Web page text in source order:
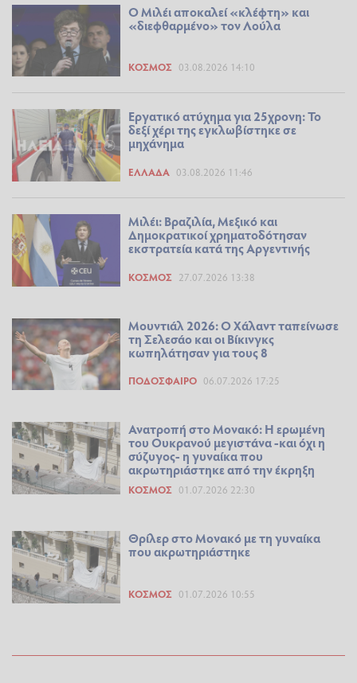
Ο Μιλέι αποκαλεί «κλέφτη» και
«διεφθαρμένο» τον Λούλα
ΚΌΣΜΟΣ 03.08.2026 14:10
Εργατικό ατύχημα για 25χρονη: Το
δεξί χέρι της εγκλωβίστηκε σε
μηχάνημα
ΕΛΛΆΔΑ 03.08.2026 11:46
Μιλέι: Βραζιλία, Μεξικό και
Δημοκρατικοί χρηματοδότησαν
εκστρατεία κατά της Αργεντινής
ΚΌΣΜΟΣ 27.07.2026 13:38
Μουντιάλ 2026: O Χάλαντ ταπείνωσε
τη Σελεσάο και οι Βίκινγκς
κωπηλάτησαν για τους 8
ΠΟΔΌΣΦΑΙΡΟ 06.07.2026 17:25
Ανατροπή στο Μονακό: Η ερωμένη
του Ουκρανού μεγιστάνα -και όχι η
σύζυγος- η γυναίκα που
ακρωτηριάστηκε από την έκρηξη
ΚΌΣΜΟΣ 01.07.2026 22:30
Θρίλερ στο Μονακό με τη γυναίκα
που ακρωτηριάστηκε
ΚΌΣΜΟΣ 01.07.2026 10:55